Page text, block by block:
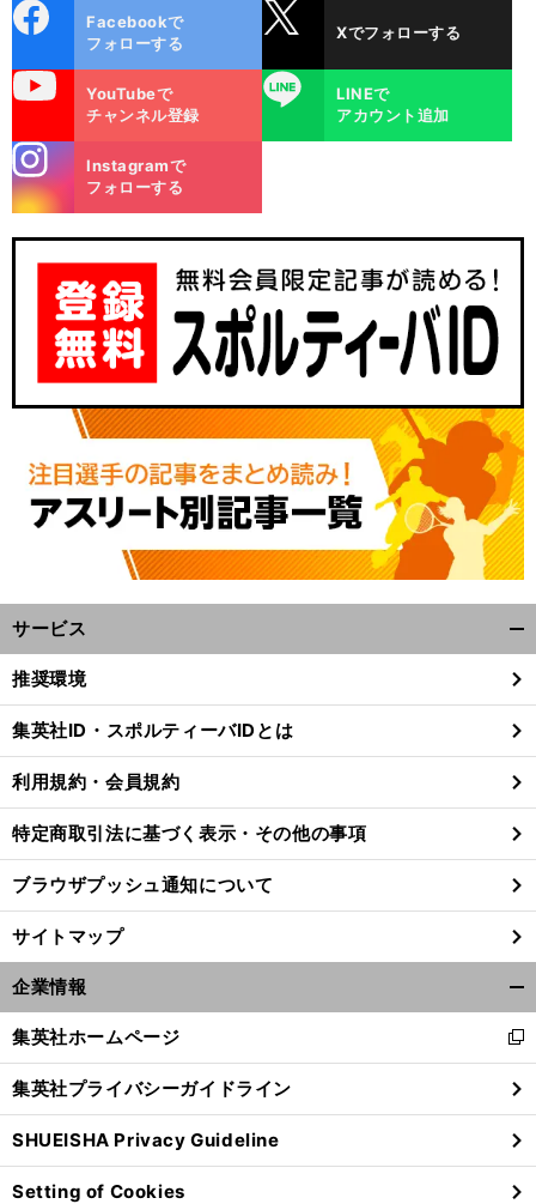
ok
Facebookで
フォローする
Xでフォローする
YouTubeで
チャンネル登録
LINE
LINEで
アカウント追加
m
Instagramで
フォローする
サービス
閉
る
推奨環境
集英社ID・スポルティーバIDとは
利用規約・会員規約
特定商取引法に基づく表示・その他の事項
ブラウザプッシュ通知について
サイトマップ
企業情報
閉
る
集英社ホームページ
新
し
い
ウ
ィ
ン
ド
集英社プライバシーガイドライン
SHUEISHA Privacy Guideline
Setting of Cookies